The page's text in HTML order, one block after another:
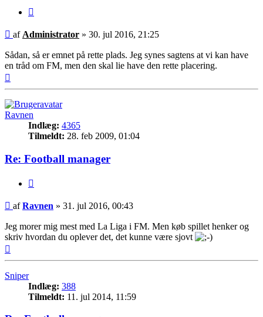
Indlæg
af Administrator » 30. jul 2016, 21:25
Sådan, så er emnet på rette plads. Jeg synes sagtens at vi kan have
en tråd om FM, men den skal lie have den rette placering.
Ravnen
Indlæg: 4365
Tilmeldt: 28. feb 2009, 01:04
Re: Football manager
Indlæg
afRavnen » 31. jul 2016, 00:43
Jeg morer mig mest med La Liga i FM. Men køb spillet henker og
skriv hvordan du oplever det, det kunne være sjovt
Sniper
Indlæg: 388
Tilmeldt: 11. jul 2014, 11:59